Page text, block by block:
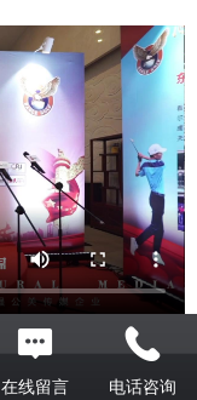
在线留言 电话咨询